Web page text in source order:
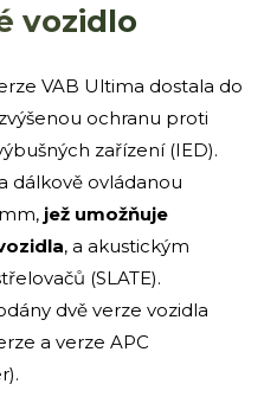
vozidlo
VAB Ultima dostala do
ochranu proti
zařízení (IED).
dálkově ovládanou
jež umožňuje
, a akustickým
(SLATE).
dvě verze vozidla
a verze APC